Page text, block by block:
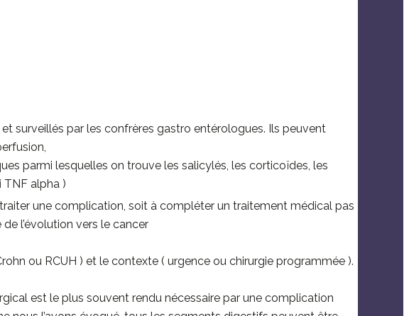
surveillés par les confrères gastro entérologues. Ils peuvent
parmi lesquelles on trouve les salicylés, les corticoïdes, les
TNF alpha )
une complication, soit à compléter un traitement médical pas
l’évolution vers le cancer
ou RCUH ) et le contexte ( urgence ou chirurgie programmée ).
est le plus souvent rendu nécessaire par une complication